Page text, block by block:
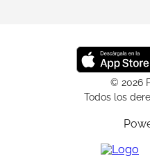
© 2026
Todos los